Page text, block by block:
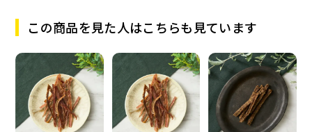
この商品を見た人はこちらも見ています